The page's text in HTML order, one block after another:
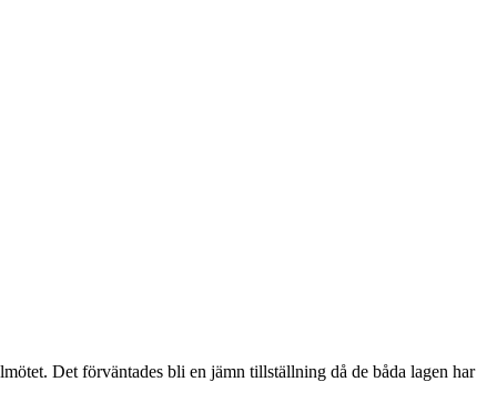
Det förväntades bli en jämn tillställning då de båda lagen har